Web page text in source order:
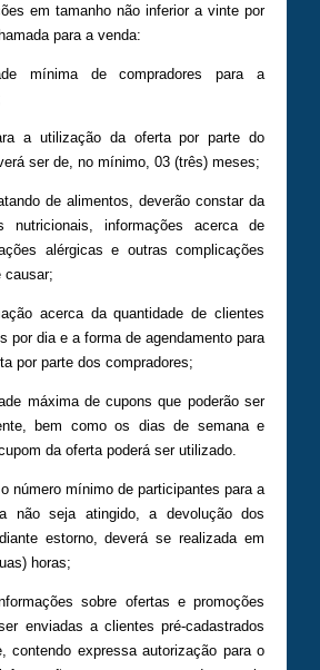
em tamanho não inferior a vinte por
para a venda:
mínima de compradores para a
a utilização da oferta por parte do
ser de, no mínimo, 03 (três) meses;
de alimentos, deverão constar da
nutricionais, informações acerca de
alérgicas e outras complicações
causar;
acerca da quantidade de clientes
por dia e a forma de agendamento para
por parte dos compradores;
máxima de cupons que poderão ser
bem como os dias de semana e
da oferta poderá ser utilizado.
número mínimo de participantes para a
não seja atingido, a devolução dos
estorno, deverá se realizada em
horas;
sobre ofertas e promoções
enviadas a clientes pré-cadastrados
contendo expressa autorização para o